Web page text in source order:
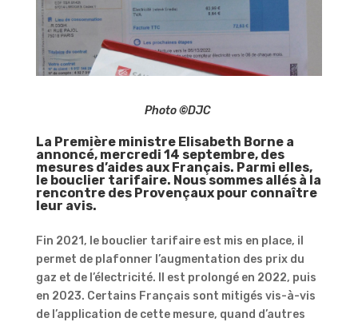
Photo©DJC
La Première ministre Elisabeth Borne a
annoncé, mercredi 14 septembre, des
mesures d’aides aux Français. Parmi elles,
le bouclier tarifaire. Nous sommes allés à la
rencontre des Provençaux pour connaître
leur avis.
Fin 2021, le bouclier tarifaire est mis en place, il
permet de plafonner l’augmentation des prix du
gaz et de l’électricité. Il est prolongé en 2022, puis
en 2023. Certains Français sont mitigés vis-à-vis
de l’application de cette mesure, quand d’autres